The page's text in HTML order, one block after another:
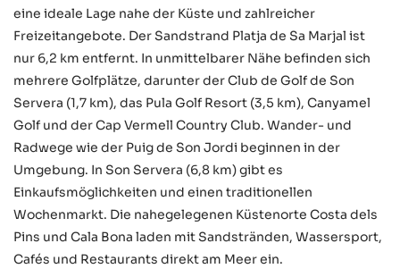
eine ideale Lage nahe der Küste und zahlreicher
Freizeitangebote. Der Sandstrand Platja de Sa Marjal ist
nur 6,2 km entfernt. In unmittelbarer Nähe befinden sich
mehrere Golfplätze, darunter der Club de Golf de Son
Servera (1,7 km), das Pula Golf Resort (3,5 km), Canyamel
Golf und der Cap Vermell Country Club. Wander- und
Radwege wie der Puig de Son Jordi beginnen in der
Umgebung. In Son Servera (6,8 km) gibt es
Einkaufsmöglichkeiten und einen traditionellen
Wochenmarkt. Die nahegelegenen Küstenorte Costa dels
Pins und Cala Bona laden mit Sandstränden, Wassersport,
Cafés und Restaurants direkt am Meer ein.